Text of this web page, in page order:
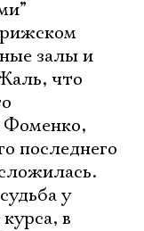
залы и
что
Фоменко,
последнего
у
в